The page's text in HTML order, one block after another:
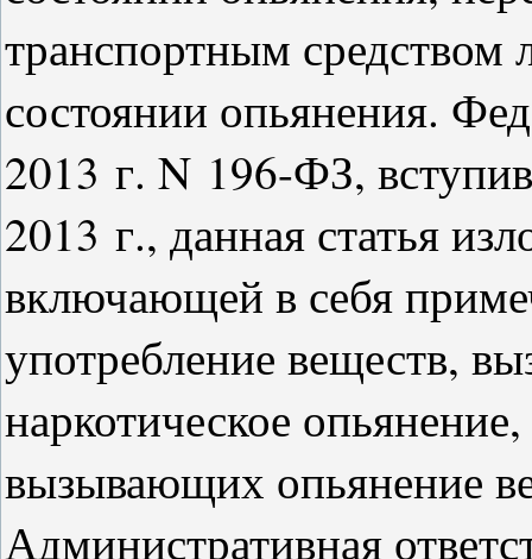
транспортным средством
состоянии опьянения.
2013 г. N 196-ФЗ,
2013 г., данная статья
включающей в себя
употребление веществ,
наркотическое
вызывающих опьянение
Административная